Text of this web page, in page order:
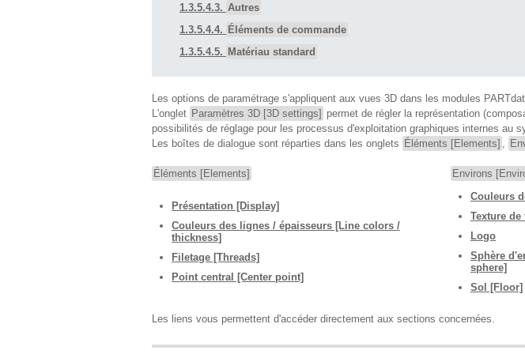
1.3.5.4.3. Autres
1.3.5.4.4. Éléments de commande
1.3.5.4.5. Matériau standard
Les options de paramétrage s'appliquent aux vues 3D dans les modules
L'onglet Paramètres 3D [3D settings] permet de régler la représentation
possibilités de réglage pour les processus d'exploitation graphiques internes au
Les boîtes de dialogue sont réparties dans les onglets Éléments [Elements] ,
Éléments [Elements] Environs
Présentation [Display]
Couleurs des lignes / épaisseurs [Line colors /
thickness]
Filetage [Threads]
Point central [Center point]
Couleurs
Texture
Logo
Sphère
sphere]
Sol [Floor]
Les liens vous permettent d'accéder directement aux sections concernées.